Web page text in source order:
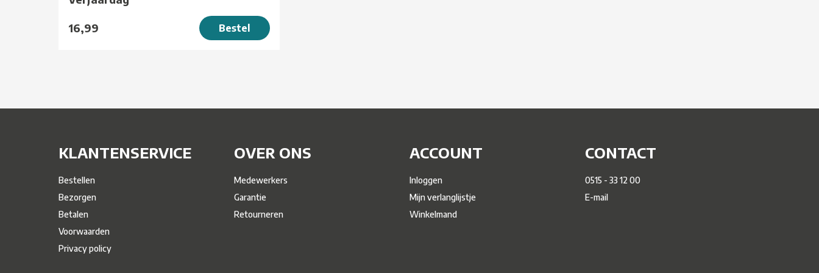
16,99 Bestel
KLANTENSERVICE
Bestellen
Bezorgen
Betalen
Voorwaarden
Privacy policy
OVER ONS
Medewerkers
Garantie
Retourneren
ACCOUNT
Inloggen
Mijn verlanglijstje
Winkelmand
CONTACT
0515 - 33 12 00
E-mail